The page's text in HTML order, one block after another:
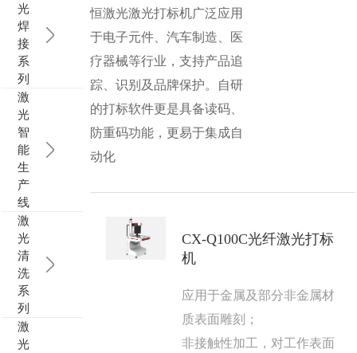
创恒激光阀芯焊接工作站
新能源汽车零配件激光焊接机
包装赋码及标机
礼品定制
模具制造行业中激光加工设备解决方案
光
焊
接
系
列
激
光
智
能
生
产
线
激
光
清
洗
系
列
激
光
恒激光激光打标机广泛应用
于电子元件、汽车制造、医
疗器械等行业，支持产品追
踪、识别及品牌保护。自研
的打标软件更是具备读码、
防重码功能，更易于集成自
动化
CX-Q100C光纤激光打标
机
应用于金属及部分非金属材
质表面雕刻；
非接触性加工，对工作表面